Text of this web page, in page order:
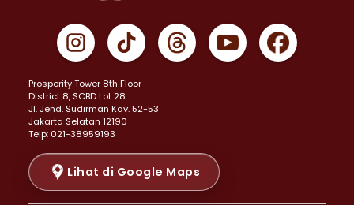
Properti Dijual di Gambir >
Properti Dijual di Johar Baru >
Properti Dijual di Menteng >
Properti Dijual di Senen >
Properti Dijual di Tanah Abang >
Properti Dijual di Cikini >
Properti Dijual di Kramat >
Properti Dijual di Pasar Baru >
Properti Dijual di Bendungan Hilir >
Prosperity Tower 8th Floor
District 8, SCBD Lot 28
JI. Jend. Sudirman Kav. 52-53
Jakarta Selatan 12190
Telp: 021-38959193
Lihat di Google Maps